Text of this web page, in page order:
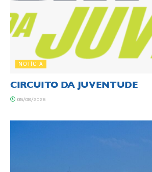
NOTÍCIA
CIRCUITO DA JUVENTUDE
05/08/2026